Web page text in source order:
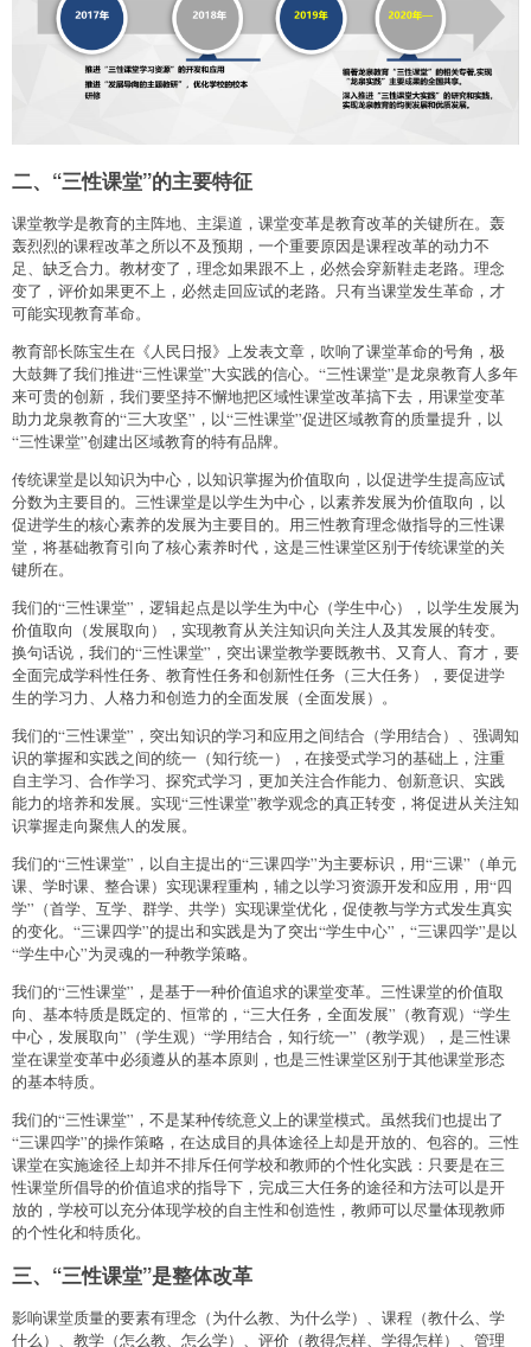
二、“三性课堂”的主要特征
课堂教学是教育的主阵地、主渠道，课堂变革是教育改革的关键所在。轰
轰烈烈的课程改革之所以不及预期，一个重要原因是课程改革的动力不
足、缺乏合力。教材变了，理念如果跟不上，必然会穿新鞋走老路。理念
变了，评价如果更不上，必然走回应试的老路。只有当课堂发生革命，才
可能实现教育革命。
教育部长陈宝生在《人民日报》上发表文章，吹响了课堂革命的号角，极
大鼓舞了我们推进“三性课堂”大实践的信心。“三性课堂”是龙泉教育人多年
来可贵的创新，我们要坚持不懈地把区域性课堂改革搞下去，用课堂变革
助力龙泉教育的“三大攻坚”，以“三性课堂”促进区域教育的质量提升，以
“三性课堂”创建出区域教育的特有品牌。
传统课堂是以知识为中心，以知识掌握为价值取向，以促进学生提高应试
分数为主要目的。三性课堂是以学生为中心，以素养发展为价值取向，以
促进学生的核心素养的发展为主要目的。用三性教育理念做指导的三性课
堂，将基础教育引向了核心素养时代，这是三性课堂区别于传统课堂的关
键所在。
我们的“三性课堂”，逻辑起点是以学生为中心（学生中心），以学生发展为
价值取向（发展取向），实现教育从关注知识向关注人及其发展的转变。
换句话说，我们的“三性课堂”，突出课堂教学要既教书、又育人、育才，要
全面完成学科性任务、教育性任务和创新性任务（三大任务），要促进学
生的学习力、人格力和创造力的全面发展（全面发展）。
我们的“三性课堂”，突出知识的学习和应用之间结合（学用结合）、强调知
识的掌握和实践之间的统一（知行统一），在接受式学习的基础上，注重
自主学习、合作学习、探究式学习，更加关注合作能力、创新意识、实践
能力的培养和发展。实现“三性课堂”教学观念的真正转变，将促进从关注知
识掌握走向聚焦人的发展。
我们的“三性课堂”，以自主提出的“三课四学”为主要标识，用“三课”（单元
课、学时课、整合课）实现课程重构，辅之以学习资源开发和应用，用“四
学”（首学、互学、群学、共学）实现课堂优化，促使教与学方式发生真实
的变化。“三课四学”的提出和实践是为了突出“学生中心”，“三课四学”是以
“学生中心”为灵魂的一种教学策略。
我们的“三性课堂”，是基于一种价值追求的课堂变革。三性课堂的价值取
向、基本特质是既定的、恒常的，“三大任务，全面发展”（教育观）“学生
中心，发展取向”（学生观）“学用结合，知行统一”（教学观），是三性课
堂在课堂变革中必须遵从的基本原则，也是三性课堂区别于其他课堂形态
的基本特质。
我们的“三性课堂”，不是某种传统意义上的课堂模式。虽然我们也提出了
“三课四学”的操作策略，在达成目的具体途径上却是开放的、包容的。三性
课堂在实施途径上却并不排斥任何学校和教师的个性化实践：只要是在三
性课堂所倡导的价值追求的指导下，完成三大任务的途径和方法可以是开
放的，学校可以充分体现学校的自主性和创造性，教师可以尽量体现教师
的个性化和特质化。
三、“三性课堂”是整体改革
影响课堂质量的要素有理念（为什么教、为什么学）、课程（教什么、学
什么）、教学（怎么教、怎么学）、评价（教得怎样、学得怎样）、管理